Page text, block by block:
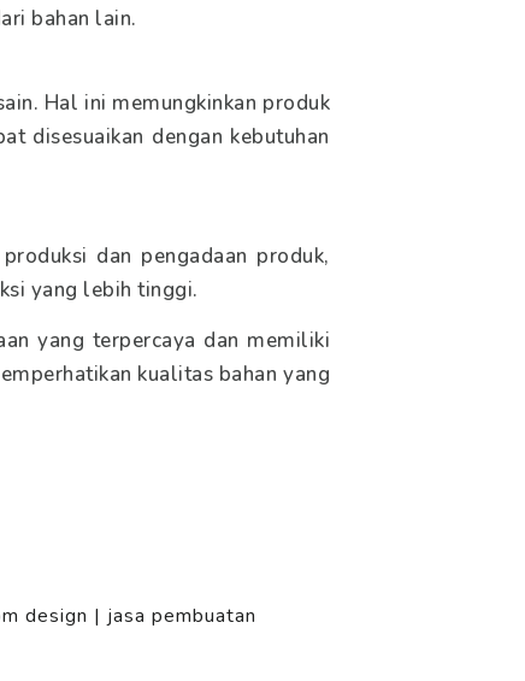
bahan lain.
Hal ini memungkinkan produk
disesuaikan dengan kebutuhan
dan pengadaan produk,
yang lebih tinggi.
yang terpercaya dan memiliki
kualitas bahan yang
design | jasa pembuatan